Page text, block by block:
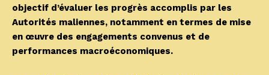
objectif d’évaluer les progrès accomplis par les
Autorités maliennes, notamment en termes de mise
en œuvre des engagements convenus et de
performances macroéconomiques.